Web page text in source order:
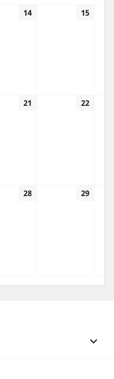
14 15
21 22
28 29
